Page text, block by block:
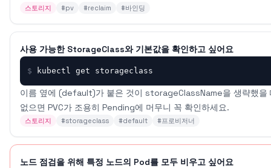
스토리지 #pv #reclaim #바인딩
사용 가능한 StorageClass와 기본값을 확인하고 싶어요
$ kubectl get storageclass
이름 옆에 (default)가 붙은 것이 storageClassName을 생략했을
없으면 PVC가 조용히 Pending에 머무니 꼭 확인하세요.
스토리지 #storageclass #default #프로비저너
노드 점검을 위해 특정 노드의 Pod를 모두 비우고 싶어요